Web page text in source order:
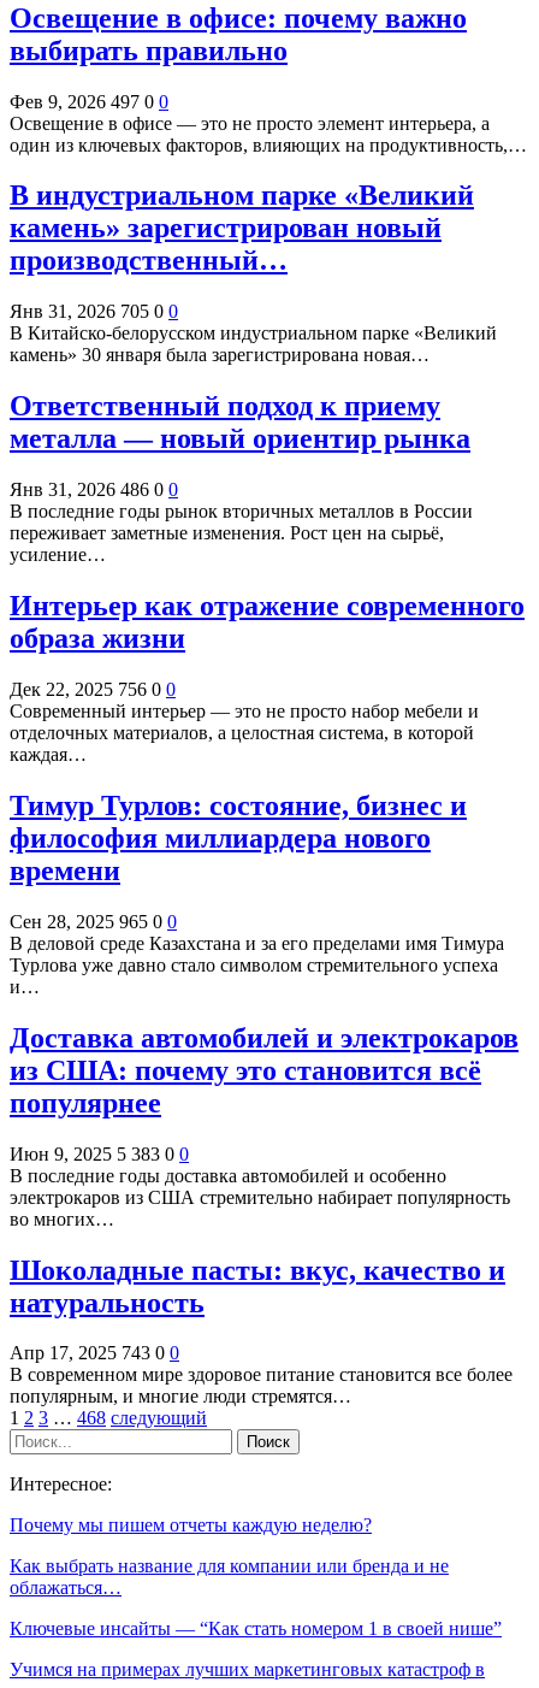
Освещение в офисе: почему важно
выбирать правильно
Фев 9, 2026 497 0 0
Освещение в офисе — это не просто элемент интерьера, а
один из ключевых факторов, влияющих на продуктивность,…
В индустриальном парке «Великий
камень» зарегистрирован новый
производственный…
Янв 31, 2026 705 0 0
В Китайско-белорусском индустриальном парке «Великий
камень» 30 января была зарегистрирована новая…
Ответственный подход к приему
металла — новый ориентир рынка
Янв 31, 2026 486 0 0
В последние годы рынок вторичных металлов в России
переживает заметные изменения. Рост цен на сырьё,
усиление…
Интерьер как отражение современного
образа жизни
Дек 22, 2025 756 0 0
Современный интерьер — это не просто набор мебели и
отделочных материалов, а целостная система, в которой
каждая…
Тимур Турлов: состояние, бизнес и
философия миллиардера нового
времени
Сен 28, 2025 965 0 0
В деловой среде Казахстана и за его пределами имя Тимура
Турлова уже давно стало символом стремительного успеха
и…
Доставка автомобилей и электрокаров
из США: почему это становится всё
популярнее
Июн 9, 2025 5 383 0 0
В последние годы доставка автомобилей и особенно
электрокаров из США стремительно набирает популярность
во многих…
Шоколадные пасты: вкус, качество и
натуральность
Апр 17, 2025 743 0 0
В современном мире здоровое питание становится все более
популярным, и многие люди стремятся…
1 2 3 … 468 следующий
Интересное:
Почему мы пишем отчеты каждую неделю?
Как выбрать название для компании или бренда и не
облажаться…
Ключевые инсайты — “Как стать номером 1 в своей нише”
Учимся на примерах лучших маркетинговых катастроф в